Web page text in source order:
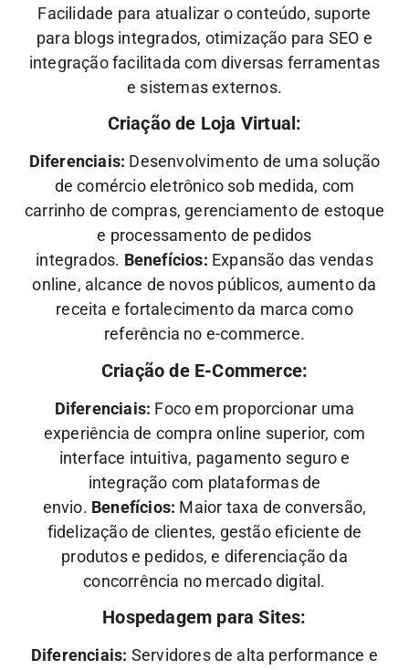
Facilidade para atualizar o conteúdo, suporte
para blogs integrados, otimização para SEO e
integração facilitada com diversas ferramentas
e sistemas externos.
Criação de Loja Virtual:
Diferenciais: Desenvolvimento de uma solução
de comércio eletrônico sob medida, com
carrinho de compras, gerenciamento de estoque
e processamento de pedidos
integrados. Benefícios: Expansão das vendas
online, alcance de novos públicos, aumento da
receita e fortalecimento da marca como
referência no e-commerce.
Criação de E-Commerce:
Diferenciais: Foco em proporcionar uma
experiência de compra online superior, com
interface intuitiva, pagamento seguro e
integração com plataformas de
envio. Benefícios: Maior taxa de conversão,
fidelização de clientes, gestão eficiente de
produtos e pedidos, e diferenciação da
concorrência no mercado digital.
Hospedagem para Sites:
Diferenciais: Servidores de alta performance e